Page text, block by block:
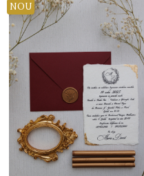
NOU